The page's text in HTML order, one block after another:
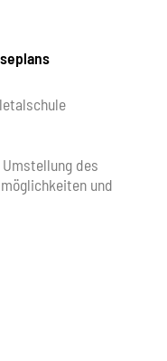
des
und